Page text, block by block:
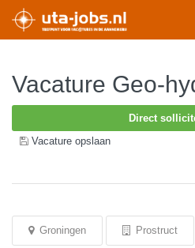
Vacature Geo-
Direct
Vacature opslaan
Groningen Prostruct